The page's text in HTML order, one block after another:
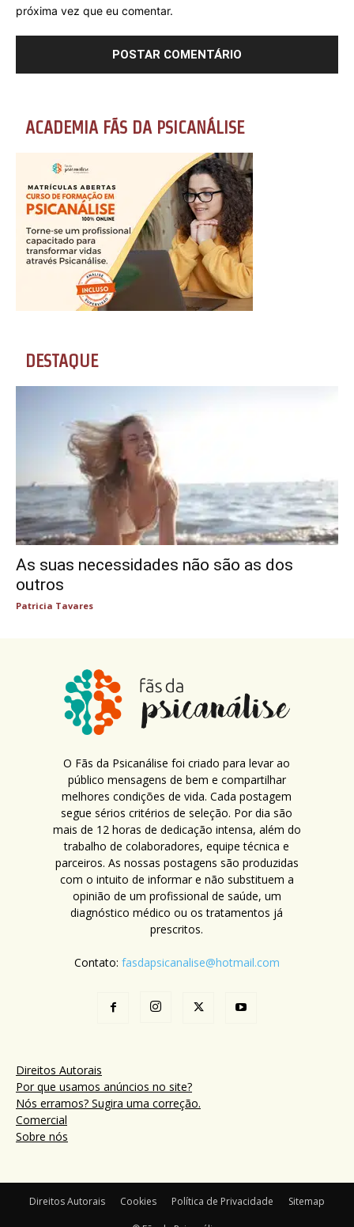
próxima vez que eu comentar.
ACADEMIA FÃS DA PSICANÁLISE
DESTAQUE
As suas necessidades não são as dos
outros
Patricia Tavares
O Fãs da Psicanálise foi criado para levar ao
público mensagens de bem e compartilhar
melhores condições de vida. Cada postagem
segue sérios critérios de seleção. Por dia são
mais de 12 horas de dedicação intensa, além do
trabalho de colaboradores, equipe técnica e
parceiros. As nossas postagens são produzidas
com o intuito de informar e não substituem a
opinião de um profissional de saúde, um
diagnóstico médico ou os tratamentos já
prescritos.
Contato: fasdapsicanalise@hotmail.com
Direitos Autorais
Por que usamos anúncios no site?
Nós erramos? Sugira uma correção.
Comercial
Sobre nós
Direitos Autorais Cookies Política de Privacidade Sitemap